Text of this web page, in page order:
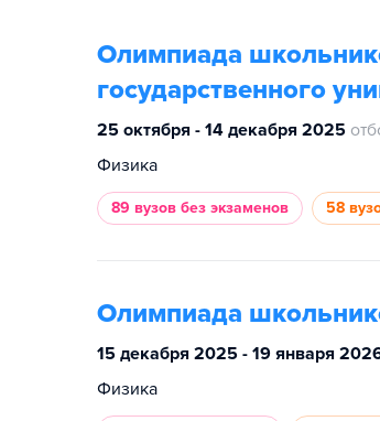
Олимпиада
государственного
25 октября - 14 декабря 2025
Физика
89 вузов без экзаменов 58
Олимпиада
15 декабря 2025 - 19 января
Физика